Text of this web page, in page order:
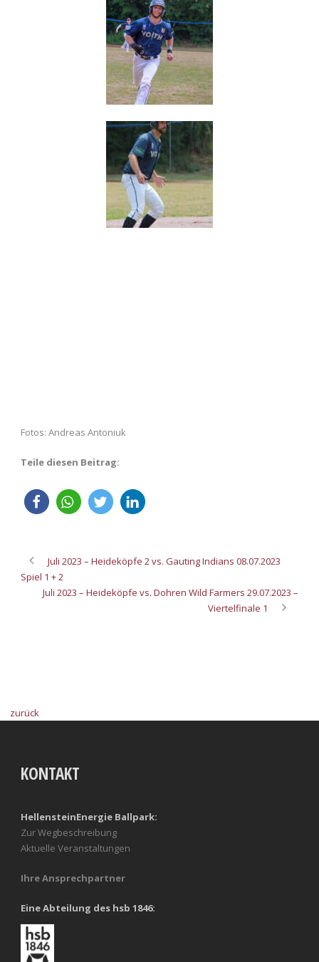
Fotos: Andreas Antoniuk
Teile diesen Beitrag:
Juli 2023 – Heideköpfe 2 vs. Gauting Indians 08.07.2023
Spiel 1 + 2
Juli 2023 – Heideköpfe vs. Dohren Wild Farmers 29.07.2023 –
Viertelfinale 1
zurück
KONTAKT
HellensteinEnergie Ballpark:
Zur Wegbeschreibung
Aktuelle Veranstaltungen
Ihre Ansprechpartner
Eine Abteilung des hsb 1846: